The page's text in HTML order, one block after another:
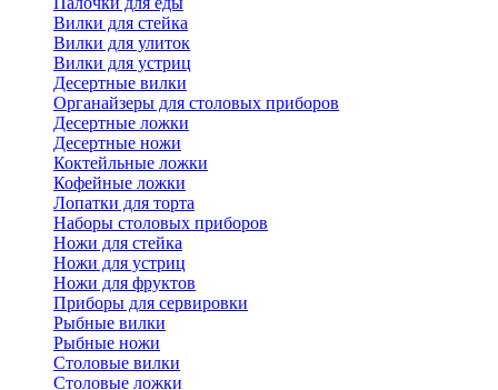
Вилки для стейка
Вилки для улиток
Вилки для устриц
Десертные вилки
Органайзеры для столовых приборов
Десертные ложки
Десертные ножи
Коктейльные ложки
Кофейные ложки
Лопатки для торта
Наборы столовых приборов
Ножи для стейка
Ножи для устриц
Ножи для фруктов
Приборы для сервировки
Рыбные вилки
Рыбные ножи
Столовые вилки
Столовые ложки